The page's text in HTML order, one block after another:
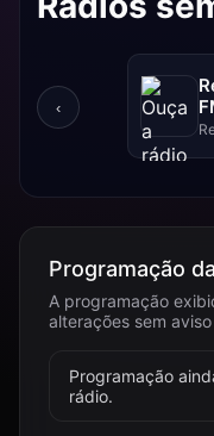
‹
Programação
A programação
alterações sem
Programação
rádio.